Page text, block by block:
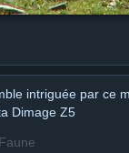
intriguée par ce
Dimage Z5